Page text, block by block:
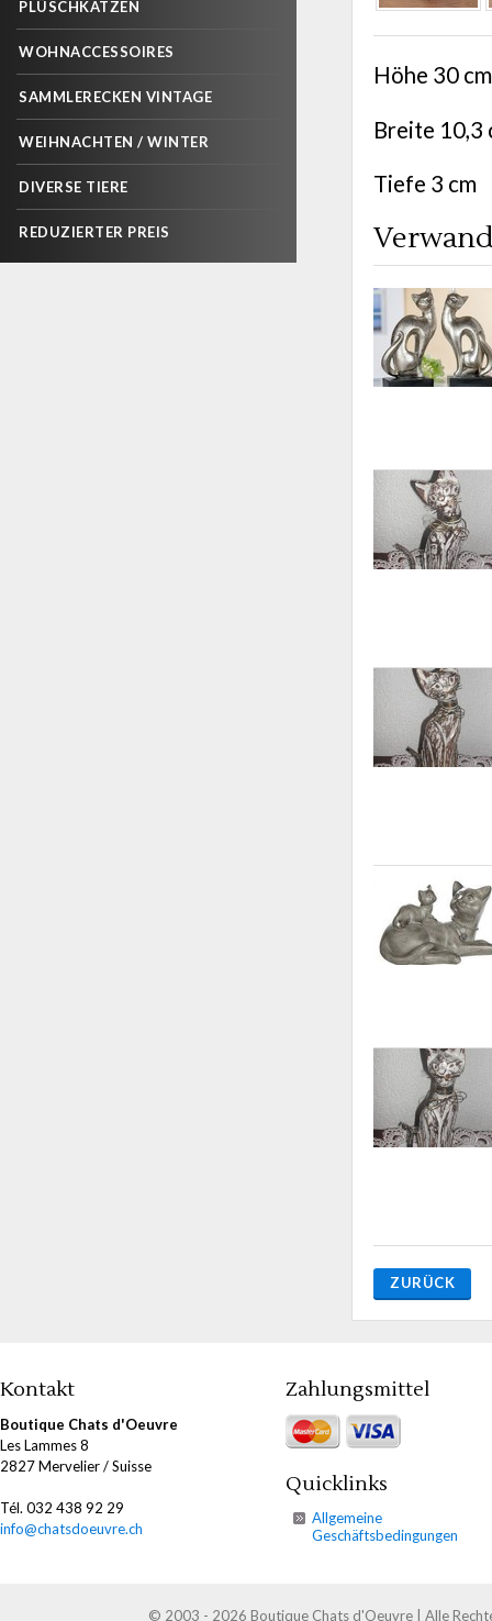
PLÜSCHKATZEN
WOHNACCESSOIRES
SAMMLERECKEN VINTAGE
WEIHNACHTEN / WINTER
DIVERSE TIERE
REDUZIERTER PREIS
Höhe 30
Breite 10,3
Tiefe 3 cm
ZURÜCK
Kontakt
Boutique Chats d'Oeuvre
Les Lammes 8
2827 Mervelier / Suisse
Tél. 032 438 92 29
info@chatsdoeuvre.ch
Zahlungsmittel
Quicklinks
Allgemeine
Geschäftsbedingungen
© 2003 - 2026 Boutique Chats d'Oeuvre | Alle